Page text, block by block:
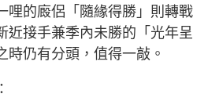
哩的廄侶「隨緣得勝」則轉戰
近接手兼季內未勝的「光年呈
時仍有分頭，值得一敲。